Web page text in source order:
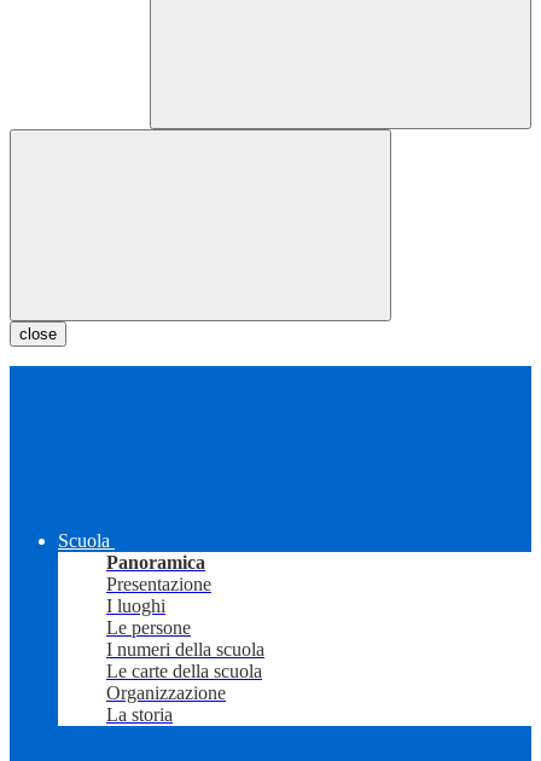
close
Scuola
Panoramica
Presentazione
I luoghi
Le persone
I numeri della scuola
Le carte della scuola
Organizzazione
La storia